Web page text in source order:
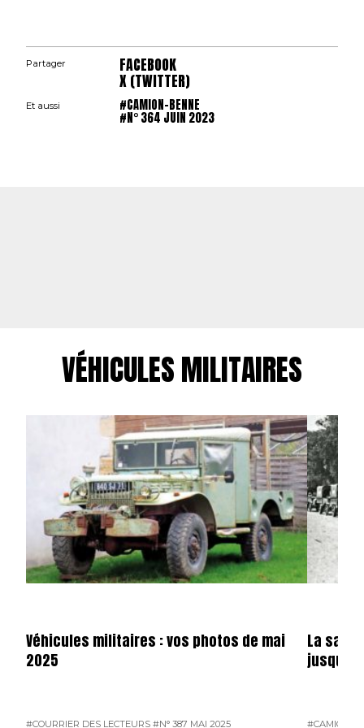
Partager FACEBOOK
X (TWITTER)
Et aussi #CAMION-BENNE
#N° 364 JUIN 2023
VÉHICULES MILITAIRES
Véhicules militaires : vos photos de mai
2025
#COURRIER DES LECTEURS #N° 387 MAI 2025
La
#CAMION